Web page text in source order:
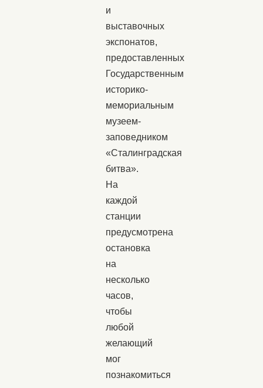
и
выставочных
экспонатов,
предоставленных
Государственным
историко-
мемориальным
музеем-
заповедником
«Сталинградская
битва».
На
каждой
станции
предусмотрена
остановка
на
несколько
часов,
чтобы
любой
желающий
мог
познакомиться